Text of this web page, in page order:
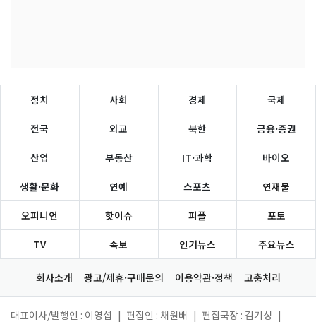
정치 사회 경제 국제
전국 외교 북한 금융·증권
산업 부동산 IT·과학 바이오
생활·문화 연예 스포츠 연재물
오피니언 핫이슈 피플 포토
TV 속보 인기뉴스 주요뉴스
회사소개 광고/제휴·구매문의 이용약관·정책 고충처리
대표이사/발행인 : 이영섭 편집인 : 채원배 편집국장 : 김기성